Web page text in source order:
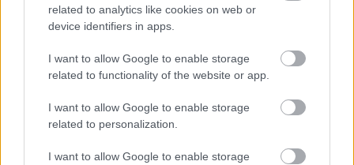
related to analytics like cookies on web or
device identifiers in apps.
I want to allow Google to enable storage
related to functionality of the website or app.
I want to allow Google to enable storage
related to personalization.
I want to allow Google to enable storage
A májusfa lehet sudár, esetenként kérgétől megtisztított
fa, amelynek csak a tetején hagyták meg a lombját. De
lehetett virágzó, zöldellő ágacska. Ezt a helyi
szokások döntötték el.